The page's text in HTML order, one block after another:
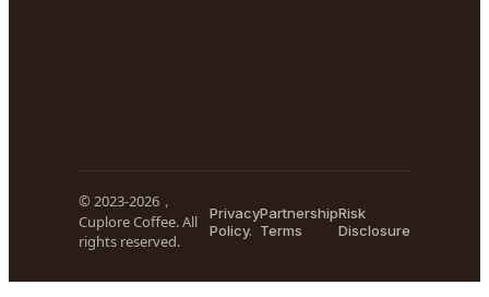
© 2023-2026，
Cuplore Coffee. All
rights reserved.
Privacy
Policy.
Partnership
Terms
Risk
Disclosure